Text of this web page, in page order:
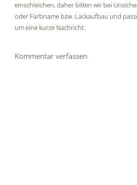
einschleichen, daher bitten wir bei
oder Farbname bzw. Lackaufbau und
um eine kurze Nachricht.
Kommentar verfassen